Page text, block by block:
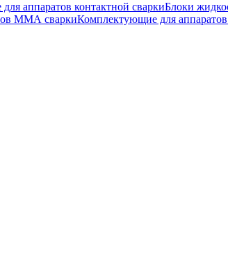
аппаратов контактной сваркиБлоки
ММА сваркиКомплектующие для